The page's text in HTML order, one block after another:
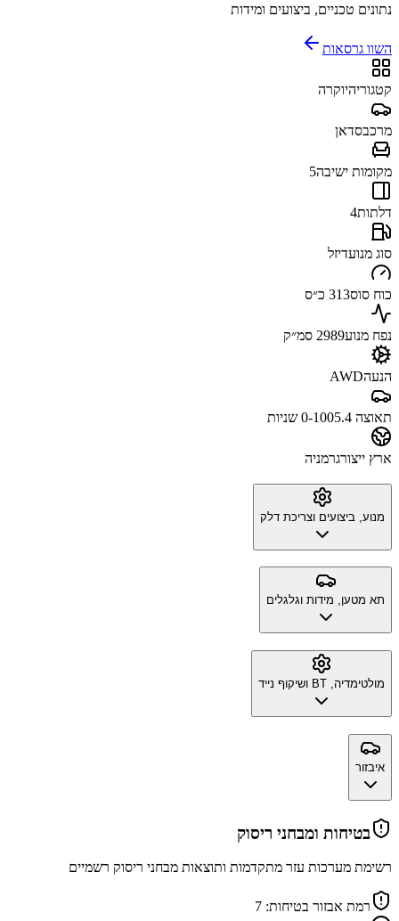
נתונים טכניים, ביצועים ומידות
השוו גרסאות
קטגוריהיוקרה
מרכבסדאן
מקומות ישיבה5
דלתות4
סוג מנועדיזל
כוח סוס313 כ״ס
נפח מנוע2989 סמ״ק
הנעהAWD
תאוצה 0-100 5.4 שניות
ארץ ייצורגרמניה
מנוע, ביצועים וצריכת דלק
תא מטען, מידות וגלגלים
מולטימדיה, BT ושיקוף נייד
איבזור
בטיחות ומבחני ריסוק
רשימת מערכות עזר מתקדמות ותוצאות מבחני ריסוק רשמיים
רמת אבזור בטיחות: 7